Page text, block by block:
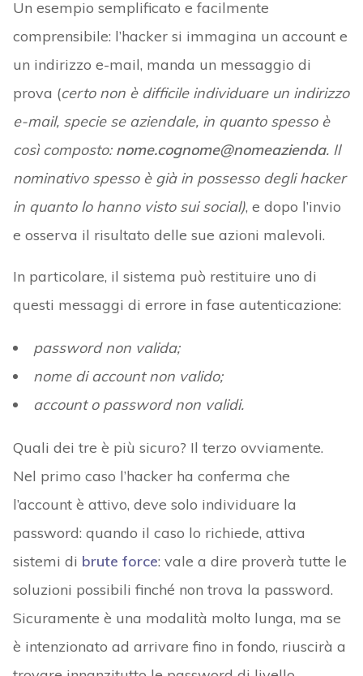
Un esempio semplificato e facilmente
comprensibile: l’hacker si immagina un account e
un indirizzo e-mail, manda un messaggio di
prova (certo non è difficile individuare un indirizzo
e-mail, specie se aziendale, in quanto spesso è
così composto: nome.cognome@nomeazienda. Il
nominativo spesso è già in possesso degli hacker
in quanto lo hanno visto sui social), e dopo l’invio
e osserva il risultato delle sue azioni malevoli.
In particolare, il sistema può restituire uno di
questi messaggi di errore in fase autenticazione:
password non valida;
nome di account non valido;
account o password non validi.
Quali dei tre è più sicuro? Il terzo ovviamente.
Nel primo caso l’hacker ha conferma che
l’account è attivo, deve solo individuare la
password: quando il caso lo richiede, attiva
sistemi di brute force: vale a dire proverà tutte le
soluzioni possibili finché non trova la password.
Sicuramente è una modalità molto lunga, ma se
è intenzionato ad arrivare fino in fondo, riuscirà a